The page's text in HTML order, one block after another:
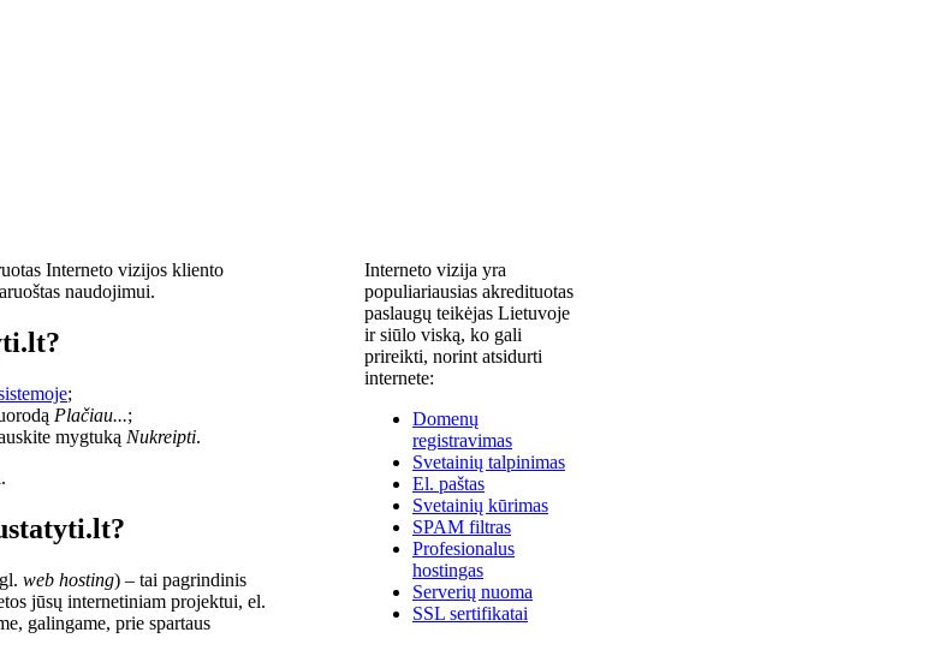
Interneto vizijos kliento
naudojimui.
;
Plačiau...;
mygtuką Nukreipti.
web hosting) – tai pagrindinis
jūsų internetiniam projektui, el.
galingame, prie spartaus
Interneto vizija yra
populiariausias akredituotas
paslaugų teikėjas Lietuvoje
ir siūlo viską, ko gali
prireikti, norint atsidurti
internete:
Domenų
registravimas
Svetainių talpinimas
El. paštas
Svetainių kūrimas
SPAM filtras
Profesionalus
hostingas
Serverių nuoma
SSL sertifikatai